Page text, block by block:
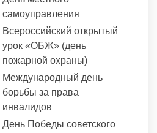
самоуправления
Всероссийский открытый
урок «ОБЖ» (день
пожарной охраны)
Международный день
борьбы за права
инвалидов
День Победы советского